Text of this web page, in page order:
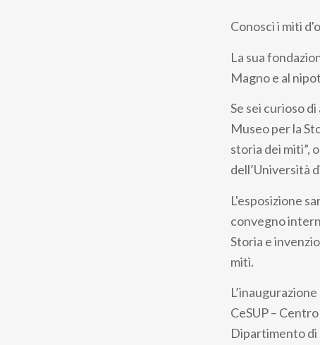
Conosci i miti
La sua
Magno e al
Se sei curioso
Museo per la
storia dei miti”,
dell’Università
L'esposizione
convegno
Storia e
miti.
CeSUP –
Dipartimento di